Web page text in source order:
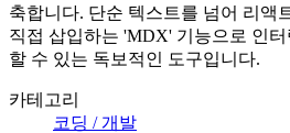
축합니다. 단순 텍스트를 넘어 리액
직접 삽입하는 'MDX' 기능으로 인
할 수 있는 독보적인 도구입니다.
카테고리
코딩 / 개발